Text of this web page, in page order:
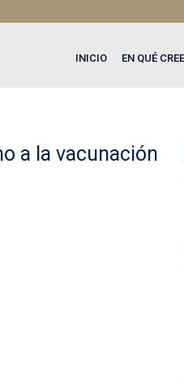
INICIO EN QUÉ
a la vacunación